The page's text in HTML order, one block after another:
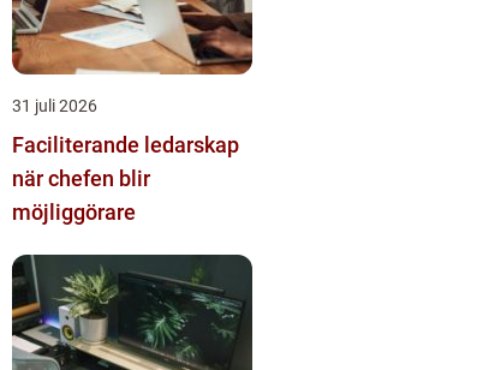
31 juli 2026
Faciliterande ledarskap
när chefen blir
möjliggörare